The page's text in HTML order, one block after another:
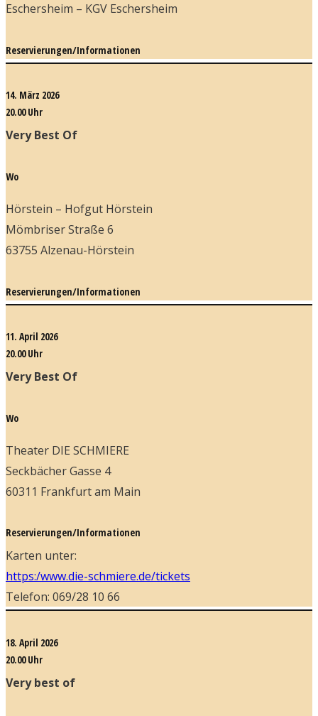
Eschersheim – KGV Eschersheim
Reservierungen/Informationen
14. März 2026
20.00 Uhr
Very Best Of
Wo
Hörstein – Hofgut Hörstein
Mömbriser Straße 6
63755 Alzenau-Hörstein
Reservierungen/Informationen
11. April 2026
20.00 Uhr
Very Best Of
Wo
Theater DIE SCHMIERE
Seckbächer Gasse 4
60311 Frankfurt am Main
Reservierungen/Informationen
Karten unter:
https:/www.die-schmiere.de/tickets
Telefon: 069/28 10 66
18. April 2026
20.00 Uhr
Very best of